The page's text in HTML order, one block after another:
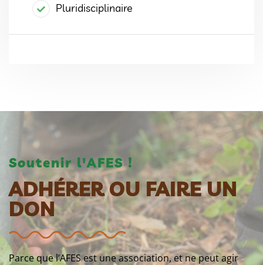
Pluridisciplinaire
Soutenir l'AFES !
ADHÉRER OU FAIRE UN
DON
Parce que l’AFES est une association, et ne peut agir